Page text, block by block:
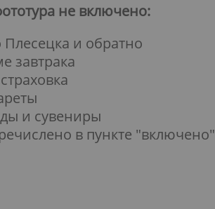
не включено:
и обратно
завтрака
и сувениры
в пункте "включено"